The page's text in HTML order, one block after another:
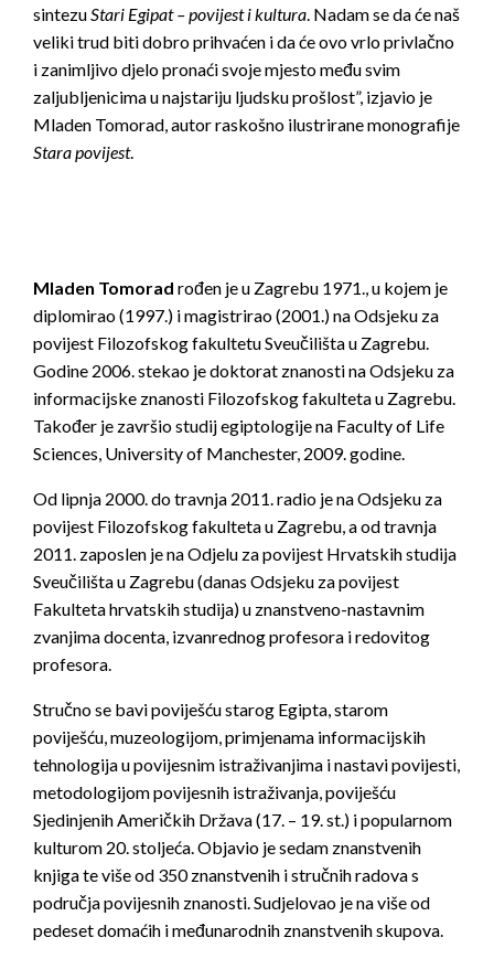
sintezuStari Egipat – povijest i kultura. Nadam se da će naš
veliki trud biti dobro prihvaćen i da će ovo vrlo privlačno
i zanimljivo djelo pronaći svoje mjesto među svim
zaljubljenicima u najstariju ljudsku prošlost”, izjavio je
Mladen Tomorad, autor raskošno ilustrirane monografije
Stara povijest.
Mladen Tomorad rođen je u Zagrebu 1971., u kojem je
diplomirao (1997.) i magistrirao (2001.) na Odsjeku za
povijest Filozofskog fakultetu Sveučilišta u Zagrebu.
Godine 2006. stekao je doktorat znanosti na Odsjeku za
informacijske znanosti Filozofskog fakulteta u Zagrebu.
Također je završio studij egiptologije na Faculty of Life
Sciences, University of Manchester, 2009. godine.
Od lipnja 2000. do travnja 2011. radio je na Odsjeku za
povijest Filozofskog fakulteta u Zagrebu, a od travnja
2011. zaposlen je na Odjelu za povijest Hrvatskih studija
Sveučilišta u Zagrebu (danas Odsjeku za povijest
Fakulteta hrvatskih studija) u znanstveno-nastavnim
zvanjima docenta, izvanrednog profesora i redovitog
profesora.
Stručno se bavi poviješću starog Egipta, starom
poviješću, muzeologijom, primjenama informacijskih
tehnologija u povijesnim istraživanjima i nastavi povijesti,
metodologijom povijesnih istraživanja, poviješću
Sjedinjenih Američkih Država (17. – 19. st.) i popularnom
kulturom 20. stoljeća. Objavio je sedam znanstvenih
knjiga te više od 350 znanstvenih i stručnih radova s
područja povijesnih znanosti. Sudjelovao je na više od
pedeset domaćih i međunarodnih znanstvenih skupova.